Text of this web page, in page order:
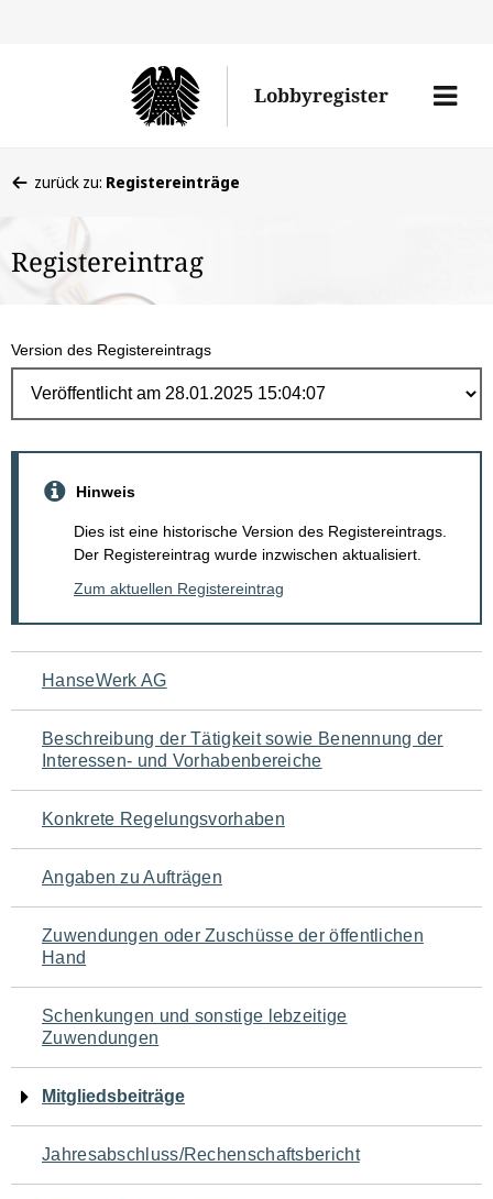
Lobbyregister
Menü
befinden
hier:
zurück zu: Registereinträge
Registereintrag
Version des Registereintrags
Hinweis
Dies ist eine historische Version des Registereintrags.
Der Registereintrag wurde inzwischen aktualisiert.
Zum aktuellen Registereintrag
Navigation
für
den
Seiteninhalt
HanseWerk AG
Beschreibung der Tätigkeit sowie Benennung der
Interessen- und Vorhabenbereiche
Konkrete Regelungsvorhaben
Angaben zu Aufträgen
Zuwendungen oder Zuschüsse der öffentlichen
Hand
Schenkungen und sonstige lebzeitige
Zuwendungen
Mitgliedsbeiträge
Jahresabschluss/Rechenschaftsbericht